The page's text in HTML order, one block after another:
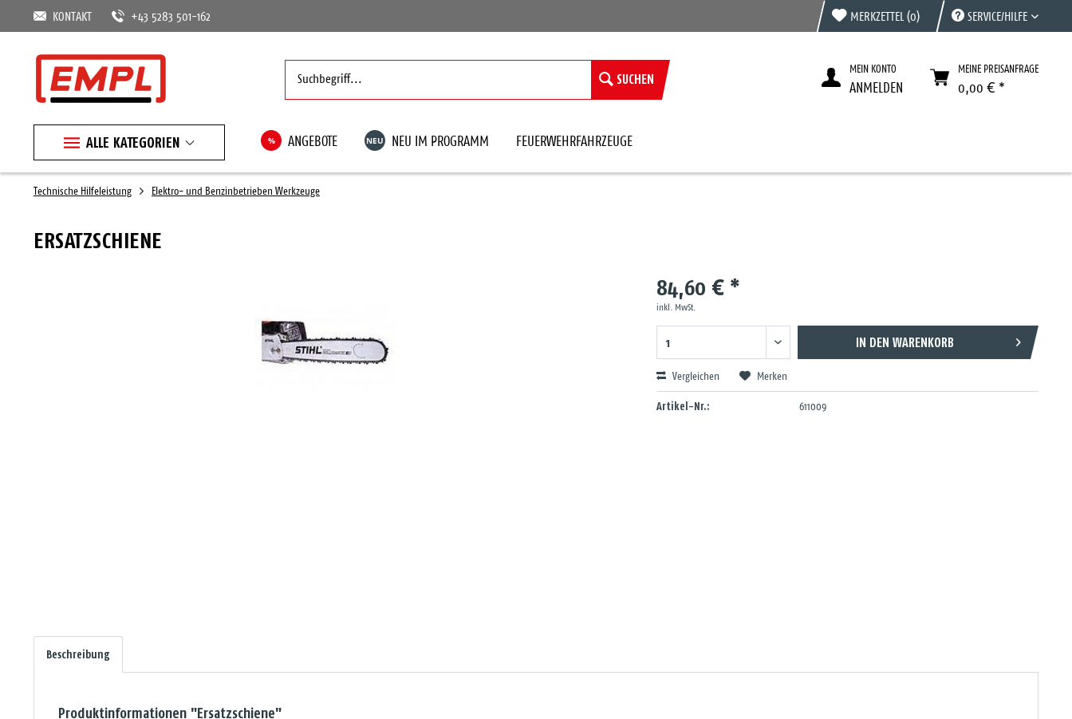
KONTAKT +43 5283 501-162 MERKZETTEL (0) SERVICE/HILFE
SUCHEN
MEIN KONTO
ANMELDEN
MEINE PREISANFRAGE
0,00 € *
ALLE KATEGORIEN % ANGEBOTE NEU NEU IM PROGRAMM FEUERWEHRFAHRZEUGE
Technische Hilfeleistung Elektro- und Benzinbetrieben Werkzeuge
ERSATZSCHIENE
84,60 € *
inkl. MwSt.
IN DEN WARENKORB
Vergleichen Merken
Artikel-Nr.: 611009
Beschreibung
Produktinformationen "Ersatzschiene"